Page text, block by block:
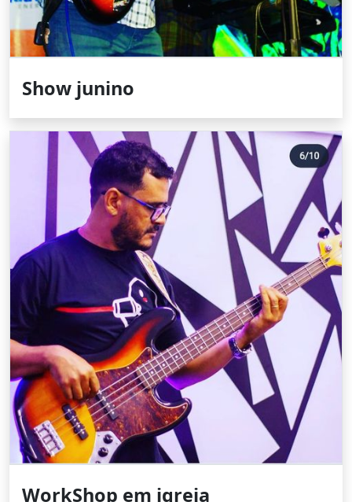
Show junino
WorkShop em igreja